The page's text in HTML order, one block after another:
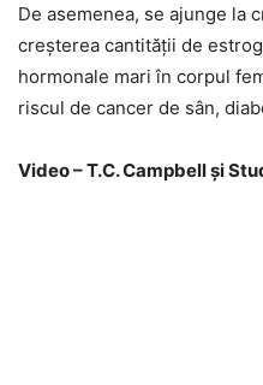
De asemenea, se ajunge la
creșterea cantității de
hormonale mari în corpul
riscul de cancer de sân,
Video – T.C. Campbell şi